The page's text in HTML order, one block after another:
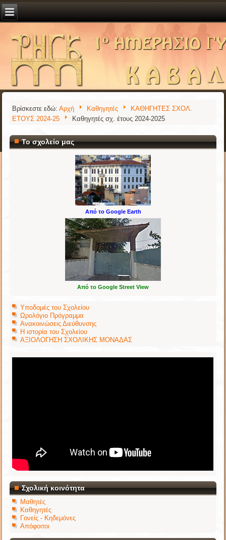
Βρίσκεστε εδώ:Αρχή Καθηγητές
ΚΑΘΗΓΗΤΕΣ ΣΧΟΛ.
ΕΤΟΥΣ 2024-25
Καθηγητές σχ. έτους 2024-2025
Το σχολείο μας
Από το Google Earth
Από το Google Street View
Υποδομές του Σχολείου
Ωρολόγιο Πρόγραμμα
Ανακοινώσεις Διεύθυνσης
Η ιστορία του Σχολείου
ΑΞΙΟΛΟΓΗΣΗ ΣΧΟΛΙΚΗΣ ΜΟΝΑΔΑΣ
Σχολική κοινότητα
Μαθητές
Καθηγητές
Γονείς - Κηδεμόνες
Απόφοιτοι